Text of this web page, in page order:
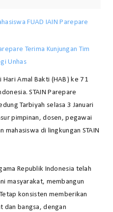
FUAD IAIN Parepare
Terima Kunjungan Tim
Unhas
Amal Bakti (HAB) ke 71
STAIN Parepare
Tarbiyah selasa 3 Januari
pimpinan, dosen, pegawai
di lingkungan STAIN
Republik Indonesia telah
masyarakat, membangun
konsisten memberikan
dan bangsa, dengan